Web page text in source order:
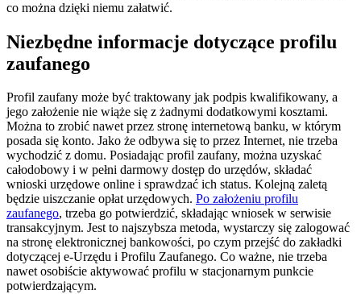
co można dzięki niemu załatwić.
Niezbędne informacje dotyczące profilu
zaufanego
Profil zaufany może być traktowany jak podpis kwalifikowany, a
jego założenie nie wiąże się z żadnymi dodatkowymi kosztami.
Można to zrobić nawet przez stronę internetową banku, w którym
posada się konto. Jako że odbywa się to przez Internet, nie trzeba
wychodzić z domu. Posiadając profil zaufany, można uzyskać
całodobowy i w pełni darmowy dostęp do urzędów, składać
wnioski urzędowe online i sprawdzać ich status. Kolejną zaletą
będzie uiszczanie opłat urzędowych. Po założeniu profilu
zaufanego, trzeba go potwierdzić, składając wniosek w serwisie
transakcyjnym. Jest to najszybsza metoda, wystarczy się zalogować
na stronę elektronicznej bankowości, po czym przejść do zakładki
dotyczącej e-Urzędu i Profilu Zaufanego. Co ważne, nie trzeba
nawet osobiście aktywować profilu w stacjonarnym punkcie
potwierdzającym.